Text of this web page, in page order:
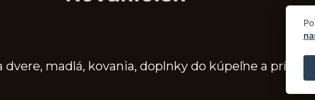
madlá, kovania, doplnky do kúpeľne a